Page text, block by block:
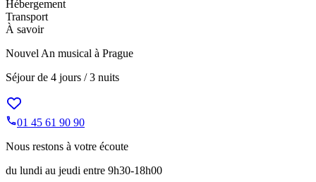
Hébergement
Transport
À savoir
Nouvel An musical à Prague
Séjour de 4 jours / 3 nuits
01 45 61 90 90
Nous restons à votre écoute
du lundi au jeudi entre 9h30-18h00